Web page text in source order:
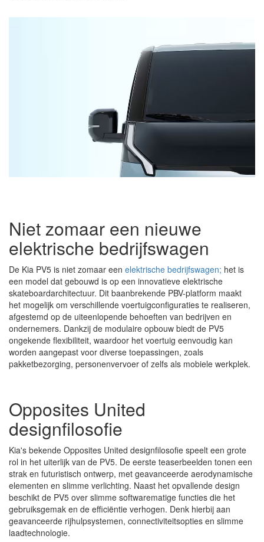
Niet zomaar een nieuwe
elektrische bedrijfswagen
De Kia PV5 is niet zomaar een elektrische bedrijfswagen; het is
een model dat gebouwd is op een innovatieve elektrische
skateboardarchitectuur. Dit baanbrekende PBV-platform maakt
het mogelijk om verschillende voertuigconfiguraties te realiseren,
afgestemd op de uiteenlopende behoeften van bedrijven en
ondernemers. Dankzij de modulaire opbouw biedt de PV5
ongekende flexibiliteit, waardoor het voertuig eenvoudig kan
worden aangepast voor diverse toepassingen, zoals
pakketbezorging, personenvervoer of zelfs als mobiele werkplek.
Opposites United
designfilosofie
Kia's bekende Opposites United designfilosofie speelt een grote
rol in het uiterlijk van de PV5. De eerste teaserbeelden tonen een
strak en futuristisch ontwerp, met geavanceerde aerodynamische
elementen en slimme verlichting. Naast het opvallende design
beschikt de PV5 over slimme softwarematige functies die het
gebruiksgemak en de efficiëntie verhogen. Denk hierbij aan
geavanceerde rijhulpsystemen, connectiviteitsopties en slimme
laadtechnologie.